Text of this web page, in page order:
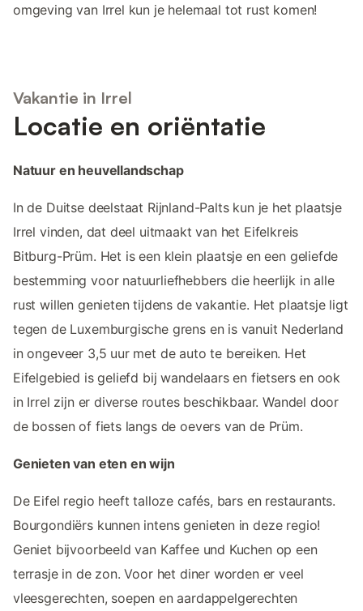
omgeving van Irrel kun je helemaal tot rust komen!
Vakantie in Irrel
Locatie en oriëntatie
Natuur en heuvellandschap
In de Duitse deelstaat Rijnland-Palts kun je het plaatsje
Irrel vinden, dat deel uitmaakt van het Eifelkreis
Bitburg-Prüm. Het is een klein plaatsje en een geliefde
bestemming voor natuurliefhebbers die heerlijk in alle
rust willen genieten tijdens de vakantie. Het plaatsje ligt
tegen de Luxemburgische grens en is vanuit Nederland
in ongeveer 3,5 uur met de auto te bereiken. Het
Eifelgebied is geliefd bij wandelaars en fietsers en ook
in Irrel zijn er diverse routes beschikbaar. Wandel door
de bossen of fiets langs de oevers van de Prüm.
Genieten van eten en wijn
De Eifel regio heeft talloze cafés, bars en restaurants.
Bourgondiërs kunnen intens genieten in deze regio!
Geniet bijvoorbeeld van Kaffee und Kuchen op een
terrasje in de zon. Voor het diner worden er veel
vleesgerechten, soepen en aardappelgerechten